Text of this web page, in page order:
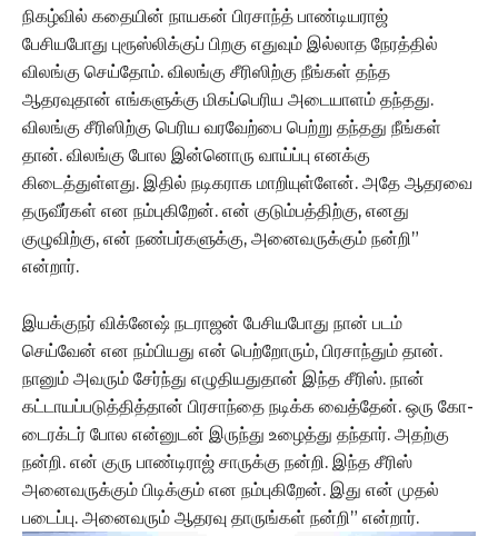
நிகழ்வில் கதையின் நாயகன் பிரசாந்த் பாண்டியராஜ்
பேசியபோது புரூஸ்லிக்குப் பிறகு எதுவும் இல்லாத நேரத்தில்
விலங்கு செய்தோம். விலங்கு சீரிஸிற்கு நீங்கள் தந்த
ஆதரவுதான் எங்களுக்கு மிகப்பெரிய அடையாளம் தந்தது.
விலங்கு சீரிஸிற்கு பெரிய வரவேற்பை பெற்று தந்தது நீங்கள்
தான். விலங்கு போல இன்னொரு வாய்ப்பு எனக்கு
கிடைத்துள்ளது. இதில் நடிகராக மாறியுள்ளேன். அதே ஆதரவை
தருவீர்கள் என நம்புகிறேன். என் குடும்பத்திற்கு, எனது
குழுவிற்கு, என் நண்பர்களுக்கு, அனைவருக்கும் நன்றி”
என்றார்.
இயக்குநர் விக்னேஷ் நடராஜன் பேசியபோது நான் படம்
செய்வேன் என நம்பியது என் பெற்றோரும், பிரசாந்தும் தான்.
நானும் அவரும் சேர்ந்து எழுதியதுதான் இந்த சீரிஸ். நான்
கட்டாயப்படுத்தித்தான் பிரசாந்தை நடிக்க வைத்தேன். ஒரு கோ-
டைரக்டர் போல என்னுடன் இருந்து உழைத்து தந்தார். அதற்கு
நன்றி. என் குரு பாண்டிராஜ் சாருக்கு நன்றி. இந்த சீரிஸ்
அனைவருக்கும் பிடிக்கும் என நம்புகிறேன். இது என் முதல்
படைப்பு. அனைவரும் ஆதரவு தாருங்கள் நன்றி” என்றார்.